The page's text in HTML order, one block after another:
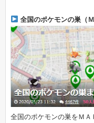
全国のポケモンの巣（Ｍ
全国のポケモンの巣をＭＡ